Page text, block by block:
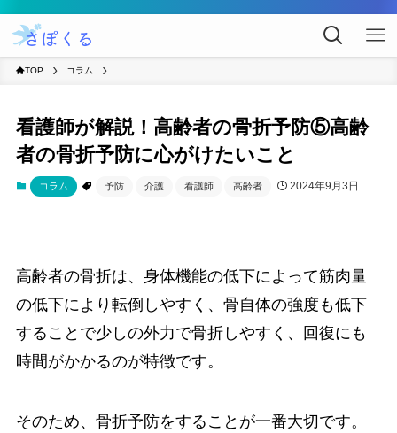
TOP コラム
看護師が解説！高齢者の骨折予防⑤高齢
者の骨折予防に心がけたいこと
コラム 予防 介護 看護師 高齢者 2024年9月3日
高齢者の骨折は、身体機能の低下によって筋肉量
の低下により転倒しやすく、骨自体の強度も低下
することで少しの外力で骨折しやすく、回復にも
時間がかかるのが特徴です。
そのため、骨折予防をすることが一番大切です。